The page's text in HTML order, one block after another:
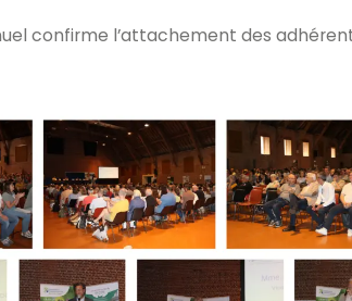
confirme l’attachement des